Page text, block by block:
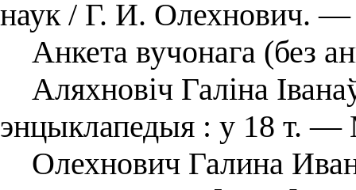
наук / Г. И. Олехнович.
Анкета вучонага (без
Аляхновіч Галіна
энцыклапедыя : у 18 т.
Олехнович Галина